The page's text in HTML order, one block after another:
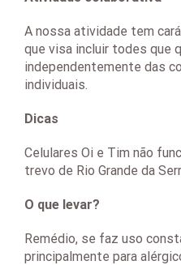
A nossa atividade tem
que visa incluir todes que
independentemente das
individuais.
Dicas
Celulares Oi e Tim não
trevo de Rio Grande da
O que levar?
Remédio, se faz uso
principalmente para